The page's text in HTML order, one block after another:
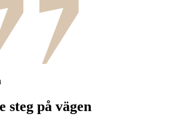
steg på vägen